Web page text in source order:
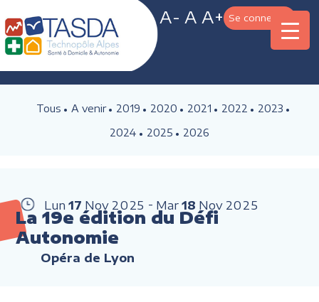
A- A A+ Se connecter
Tous A venir 2019 2020 2021 2022
2023
2024
2025 2026
Lun 17 Nov 2025 Mar 18 Nov 2025
La 19e édition du Défi
Autonomie
Opéra de Lyon